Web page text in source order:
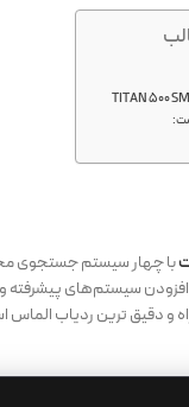
با چهار سیستم جستجوی
افزودن سیستم‌های پیشرفته
و دقیق ترین ردیاب الماس